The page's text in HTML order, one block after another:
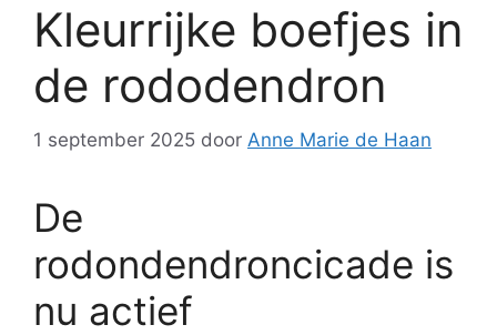
Kleurrijke boefjes in
de rododendron
1 september 2025 door Anne Marie de Haan
De
rodondendroncicade is
nu actief